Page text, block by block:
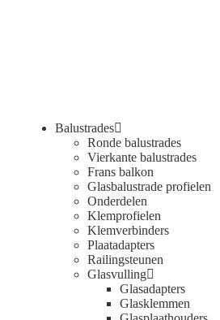
Balustrades
Ronde balustrades
Vierkante balustrades
Frans balkon
Glasbalustrade profielen
Onderdelen
Klemprofielen
Klemverbinders
Plaatadapters
Railingsteunen
Glasvulling
Glasadapters
Glasklemmen